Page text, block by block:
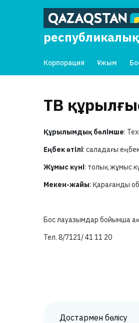
Корпорация Ұжым
ТВ
Құрылымдық бөлімше:
Еңбек өтілі: саладағы
Жұмыс күні: толық жұмыс
Мекен-жайы: Қарағанды
Бос лауазымдар бойынша
Тел. 8/7121/ 41 11 20
Достармен бөлісу